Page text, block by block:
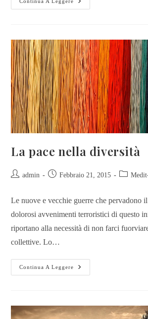
La pace nella diversità
admin Febbraio 21, 2015
Le nuove e vecchie guerre che pervadono
dolorosi avvenimenti terroristici di questo
riportano alla necessità di non farci
collettive. Lo…
Continua A Leggere